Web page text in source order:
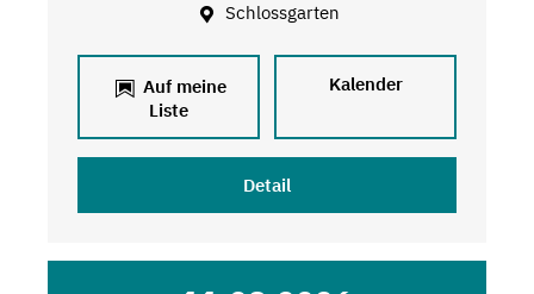
Schlossgarten
Auf meine
Liste
Kalender
Detail